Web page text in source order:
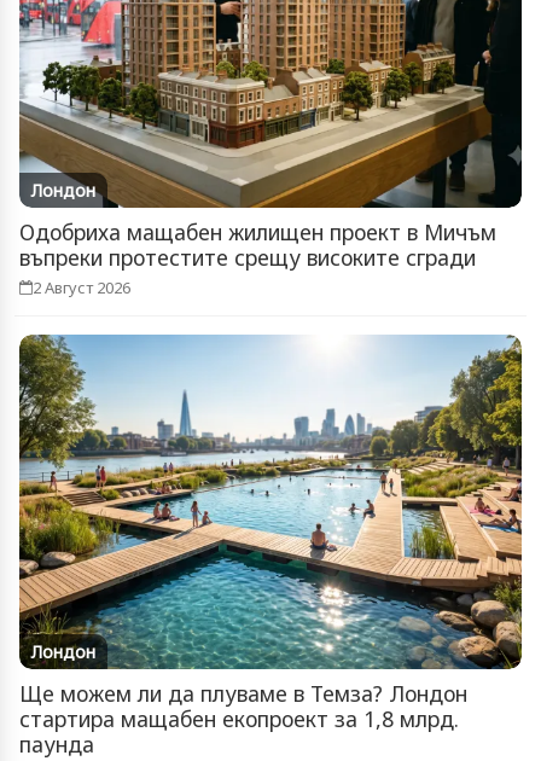
Лондон
Одобриха мащабен жилищен проект в Мичъм
въпреки протестите срещу високите сгради
2 Август 2026
Лондон
Ще можем ли да плуваме в Темза? Лондон
стартира мащабен екопроект за 1,8 млрд.
паунда